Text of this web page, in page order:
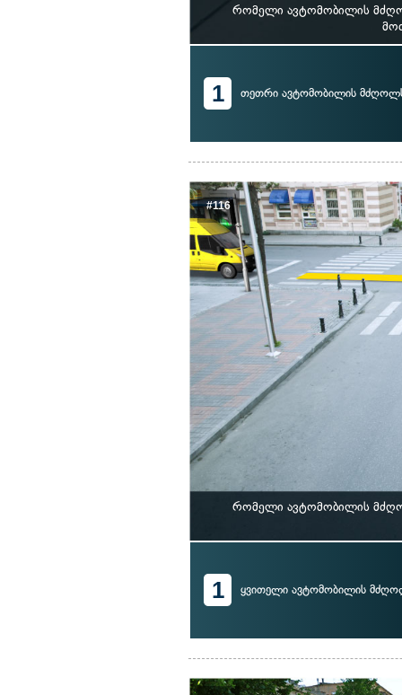
რომელი ავტომობილის
1 თეთრი ავტომობილის
#116
რომელი ავტომობილის
1 ყვითელი ავტომობილის